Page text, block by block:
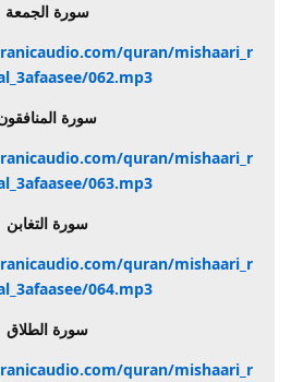
سورة الجمعة
quran/mishaari_r
062.mp3
سورة
quran/mishaari_r
063.mp3
سورة التغابن
quran/mishaari_r
064.mp3
سورة الطلاق
quran/mishaari_r